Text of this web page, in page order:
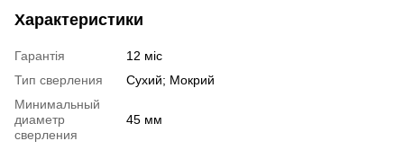
Характеристики
Гарантія
12 міс
Тип сверления
Сухий; Мокрий
Минимальный
диаметр
сверления
45 мм